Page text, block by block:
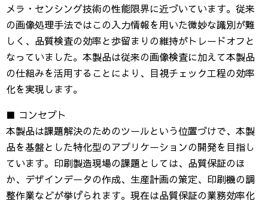
メラ・センシング技術の性能限界に近づいています。従来
の画像処理手法ではこの入力情報を用いた微妙な識別が難
しく、品質検査の効率と歩留まりの維持がトレードオフと
なっていました。本製品は従来の画像検査に加えて本製品
の仕組みを活用することにより、目視チェック工程の効率
化を実現します。
■ コンセプト
本製品は課題解決のためのツールという位置づけで、本製
品を基盤とした特化型のアプリケーションの開発を目指し
ています。印刷製造現場の課題としては、品質保証のほ
か、デザインデータの作成、生産計画の策定、印刷機の調
整作業などが挙げられます。現在は品質保証の業務効率化